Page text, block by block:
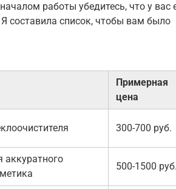
работы убедитесь, что у вас
составила список, чтобы вам было
Примерная
цена
300-700 руб.
500-1500 руб.